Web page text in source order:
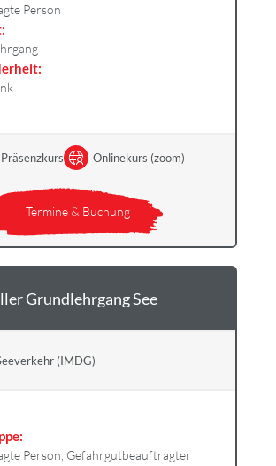
Person
Termine & Buchung
Präsenzkurs Onlinekurs (zoom)
Grundlehrgang See
(IMDG)
Person, Gefahrgutbeauftragter